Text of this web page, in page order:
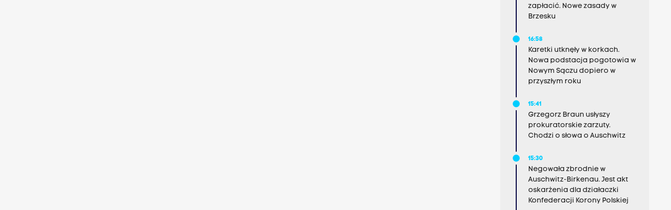
zapłacić. Nowe zasady w
Brzesku
16:58
Karetki utknęły w korkach.
Nowa podstacja pogotowia w
Nowym Sączu dopiero w
przyszłym roku
15:41
Grzegorz Braun usłyszy
prokuratorskie zarzuty.
Chodzi o słowa o Auschwitz
15:30
Negowała zbrodnie w
Auschwitz-Birkenau. Jest akt
oskarżenia dla działaczki
Konfederacji Korony Polskiej